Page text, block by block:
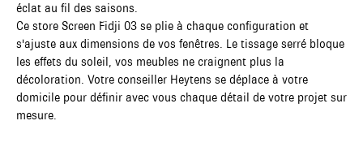
éclat au fil des saisons.
Ce store Screen Fidji 03 se plie à chaque configuration et
s'ajuste aux dimensions de vos fenêtres. Le tissage serré bloque
les effets du soleil, vos meubles ne craignent plus la
décoloration. Votre conseiller Heytens se déplace à votre
domicile pour définir avec vous chaque détail de votre projet sur
mesure.